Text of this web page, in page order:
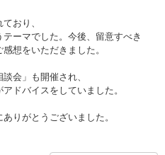
おり、
テーマでした。今後、留意すべき
想をいただきました。
会」も開催され、
ドバイスをしていました。
りがとうございました。